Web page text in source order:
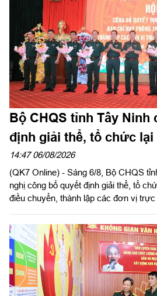
Bộ CHQS tỉnh Tây Ninh
định giải thể, tổ chức lại
phòng thủ khu vực
14:47 06/08/2026
(QK7 Online) - Sáng 6/8, Bộ CHQS
nghị công bố quyết định giải thể, tổ
điều chuyển, thành lập các đơn vị
Ngọc Hải, Phó Tham mưu trưởng
chỉ đạo.